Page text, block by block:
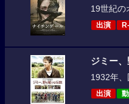
19世紀の
出演
ジミー
1932年
出演